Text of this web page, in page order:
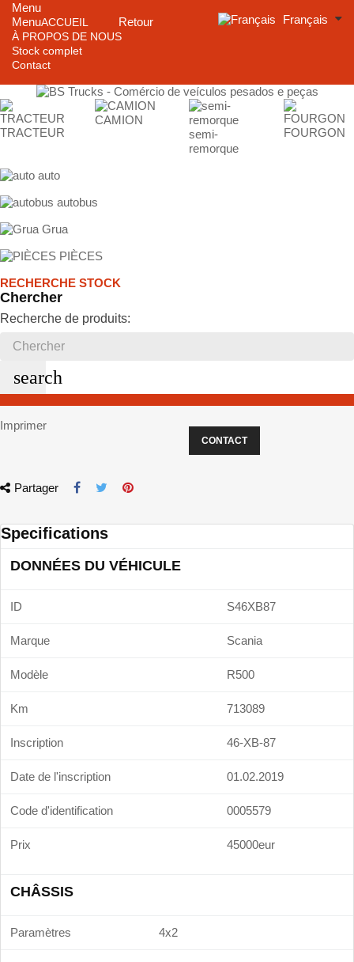
Menu
Menu
Retour
ACCUEIL
À PROPOS DE NOUS
Stock complet
Contact
Français
TRACTEUR
CAMION
semi-
remorque
FOURGON
auto
autobus
Grua
PIÈCES
RECHERCHE STOCK
Chercher
Recherche de produits:
search
Imprimer
CONTACT
Partager
Specifications
DONNÉES DU VÉHICULE
ID S46XB87
Marque Scania
Modèle R500
Km 713089
Inscription 46-XB-87
Date de l'inscription 01.02.2019
Code d'identification 0005579
Prix 45000eur
CHÂSSIS
Paramètres 4x2